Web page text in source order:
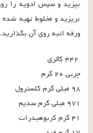
ورقه انبه روی آن بگذارید.